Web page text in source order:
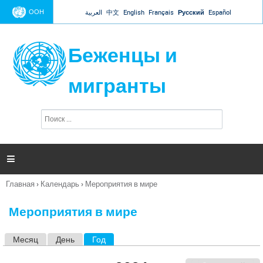
Jump to navigation
ООН العربية 中文 English Français Русский Español
Беженцы и
мигранты
п
и

Вы
Главная › Календарь › Мероприятия в мире
Мероприятия в мире
Месяц День Год